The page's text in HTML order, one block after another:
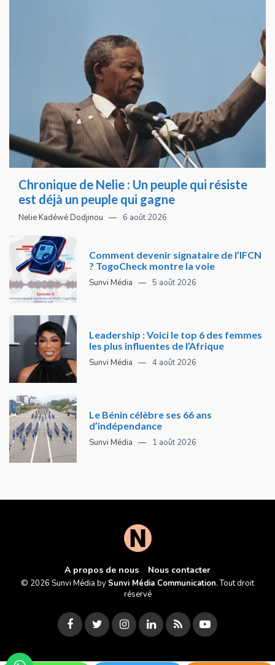
Chronique de Nelie : Un peuple qui résiste
est déjà un peuple qui gagne
Nelie Kadéwé Dodjinou 6 août 2026
Comment devenir signataire de l’IFCN
? TogoCheck montre la voie
Sunvi Média 5 août 2026
Leadership : Voici le top 6 des femmes
les plus influentes de l’Afrique
Sunvi Média 4 août 2026
Le Bénin célèbre ses 66 ans
d’indépendance
Sunvi Média 1 août 2026
A propos de nous Nous contacter
© 2026 Sunvi Média by Sunvi Média Communication. Tout droit
réservé